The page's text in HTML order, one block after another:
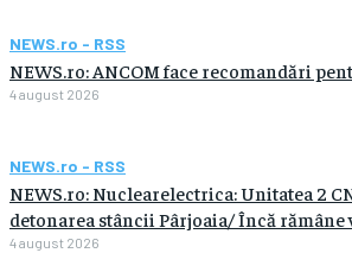
NEWS.ro - RSS
NEWS.ro: ANCOM face recomandări
4 august 2026
NEWS.ro - RSS
NEWS.ro: Nuclearelectrica: Unitatea 2
detonarea stâncii Pârjoaia/ Încă rămâne
4 august 2026